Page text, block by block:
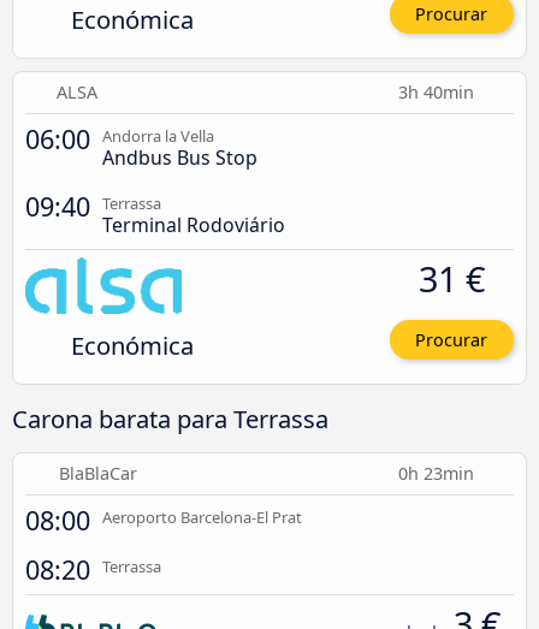
Económica Procurar
ALSA 3h 40min
06:00 Andorra la Vella
Andbus Bus Stop
09:40 Terrassa
Terminal Rodoviário
Económica
31 €
Procurar
Carona barata para Terrassa
BlaBlaCar 0h 23min
08:00 Aeroporto Barcelona-El Prat
08:20 Terrassa